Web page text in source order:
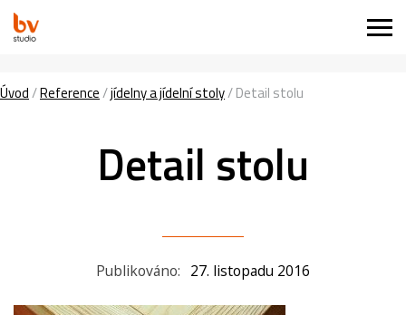
Úvod/Reference/jídelny a jídelní stoly/Detail stolu
Detail stolu
Publikováno: 27. listopadu 2016